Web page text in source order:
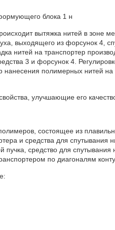
блока 1 н
вытяжка нитей в
выходящего из форсунок 4,
нитей на транспортер
3 и форсунок 4.
нанесения полимерных нитей
улучшающие его
состоящее из
и средства для спутывания
средство для спутывания
по диагоналям